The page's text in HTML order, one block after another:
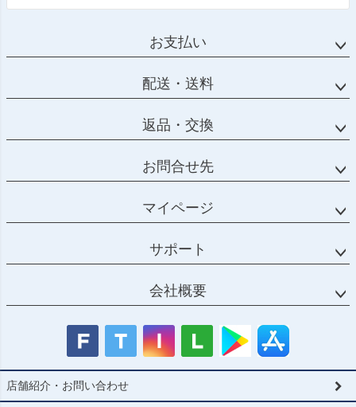
お支払い
配送・送料
返品・交換
お問合せ先
マイページ
サポート
会社概要
店舗紹介・お問い合わせ